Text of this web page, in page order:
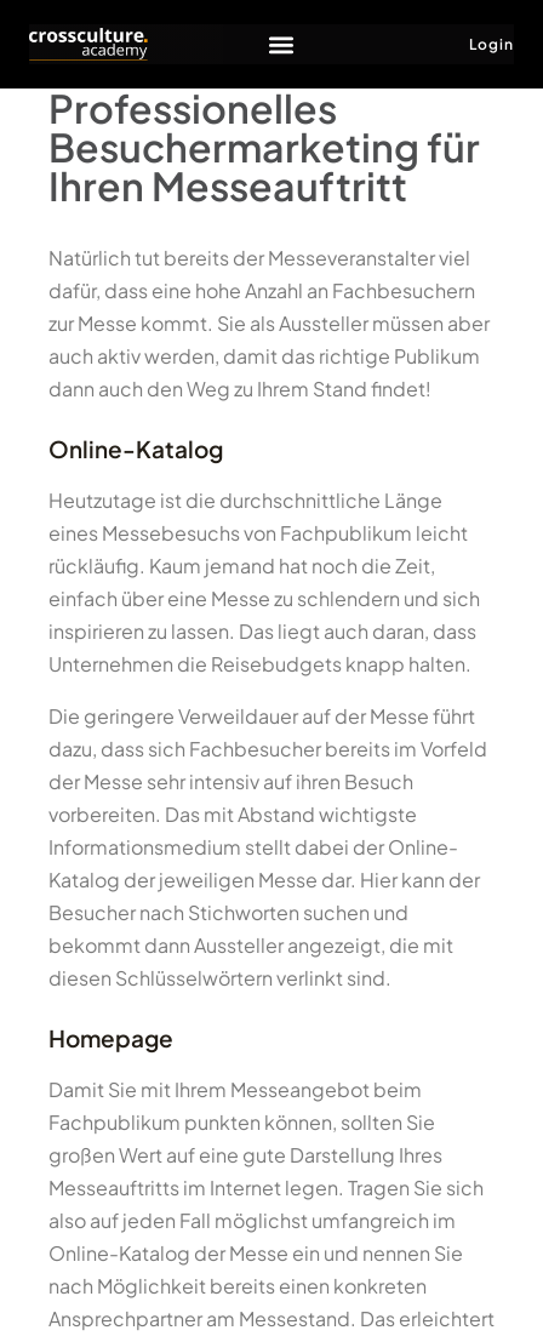
Login
Professionelles
Besuchermarketing für
Ihren Messeauftritt
Natürlich tut bereits der Messeveranstalter viel
dafür, dass eine hohe Anzahl an Fachbesuchern
zur Messe kommt. Sie als Aussteller müssen aber
auch aktiv werden, damit das richtige Publikum
dann auch den Weg zu Ihrem Stand findet!
Online-Katalog
Heutzutage ist die durchschnittliche Länge
eines Messebesuchs von Fachpublikum leicht
rückläufig. Kaum jemand hat noch die Zeit,
einfach über eine Messe zu schlendern und sich
inspirieren zu lassen. Das liegt auch daran, dass
Unternehmen die Reisebudgets knapp halten.
Die geringere Verweildauer auf der Messe führt
dazu, dass sich Fachbesucher bereits im Vorfeld
der Messe sehr intensiv auf ihren Besuch
vorbereiten. Das mit Abstand wichtigste
Informationsmedium stellt dabei der Online-
Katalog der jeweiligen Messe dar. Hier kann der
Besucher nach Stichworten suchen und
bekommt dann Aussteller angezeigt, die mit
diesen Schlüsselwörtern verlinkt sind.
Homepage
Damit Sie mit Ihrem Messeangebot beim
Fachpublikum punkten können, sollten Sie
großen Wert auf eine gute Darstellung Ihres
Messeauftritts im Internet legen. Tragen Sie sich
also auf jeden Fall möglichst umfangreich im
Online-Katalog der Messe ein und nennen Sie
nach Möglichkeit bereits einen konkreten
Ansprechpartner am Messestand. Das erleichtert